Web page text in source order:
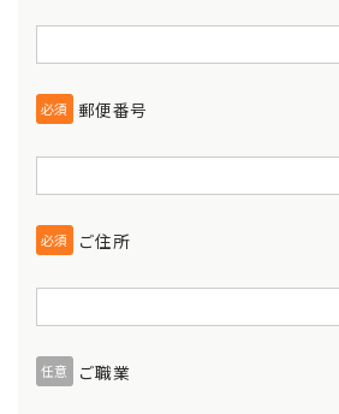
必須 郵便番号
必須 ご住所
任意 ご職業